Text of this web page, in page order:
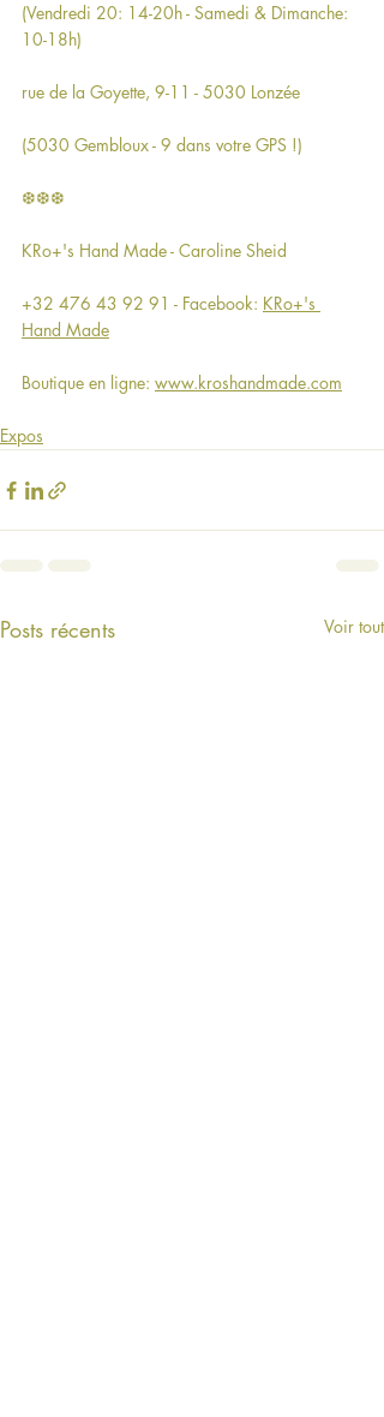
(Vendredi 20: 14-20h - Samedi & Dimanche:
10-18h)
rue de la Goyette, 9-11 - 5030 Lonzée
(5030 Gembloux - 9 dans votre GPS !)
❆❆❆
KRo+'s Hand Made - Caroline Sheid
+32 476 43 92 91 - Facebook: KRo+'s
Hand Made
Boutique en ligne: www.kroshandmade.com
Expos
Posts récents Voir tout